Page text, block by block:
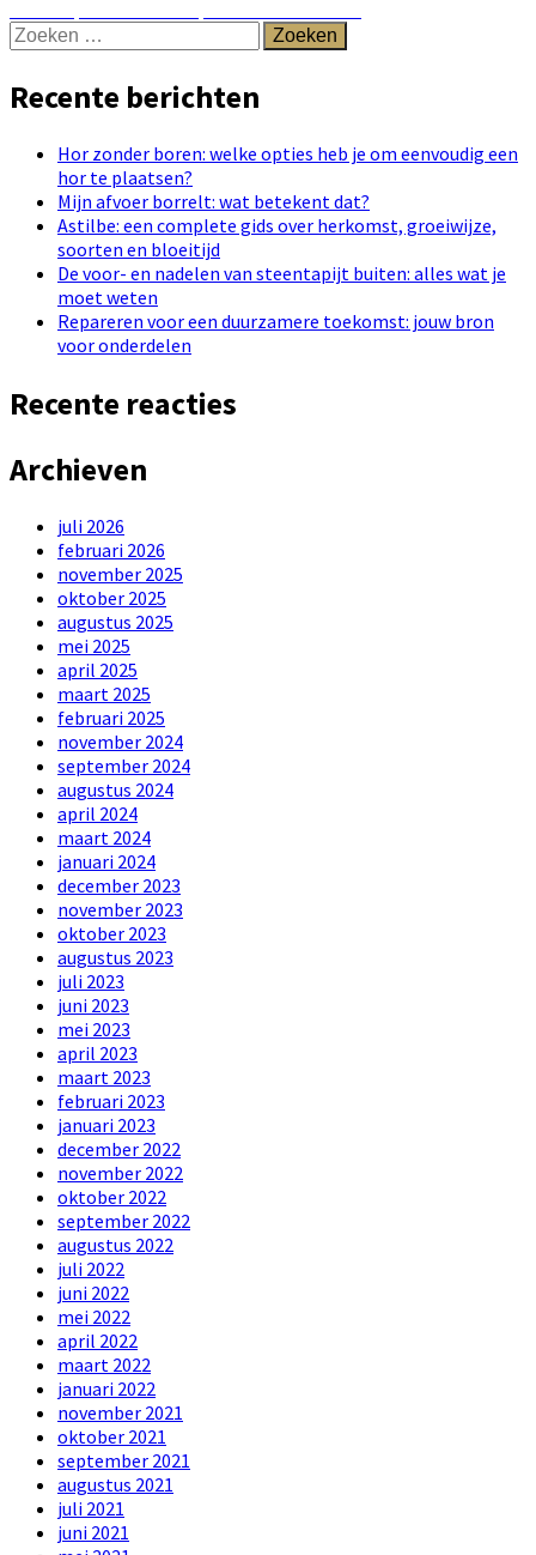
navigatie
post:
Zoeken
naar:
Recente berichten
Hor zonder boren: welke opties heb je om eenvoudig een
hor te plaatsen?
Mijn afvoer borrelt: wat betekent dat?
Astilbe: een complete gids over herkomst, groeiwijze,
soorten en bloeitijd
De voor- en nadelen van steentapijt buiten: alles wat je
moet weten
Repareren voor een duurzamere toekomst: jouw bron
voor onderdelen
Recente reacties
Archieven
juli 2026
februari 2026
november 2025
oktober 2025
augustus 2025
mei 2025
april 2025
maart 2025
februari 2025
november 2024
september 2024
augustus 2024
april 2024
maart 2024
januari 2024
december 2023
november 2023
oktober 2023
augustus 2023
juli 2023
juni 2023
mei 2023
april 2023
maart 2023
februari 2023
januari 2023
december 2022
november 2022
oktober 2022
september 2022
augustus 2022
juli 2022
juni 2022
mei 2022
april 2022
maart 2022
januari 2022
november 2021
oktober 2021
september 2021
augustus 2021
juli 2021
juni 2021